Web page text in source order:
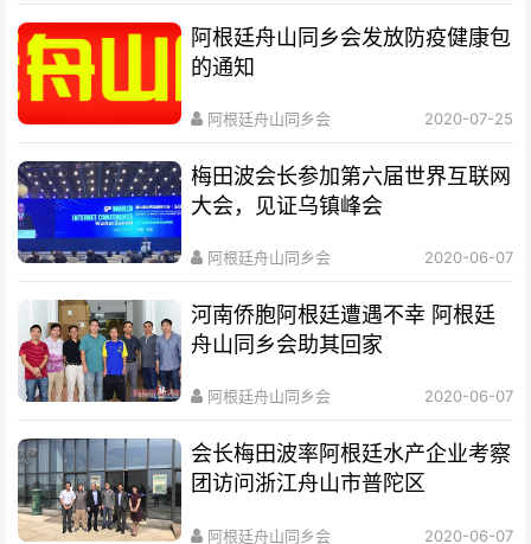
阿根廷舟山同乡会发放防疫健康包
的通知
阿根廷舟山同乡会 2020-07-25
梅田波会长参加第六届世界互联网
大会，见证乌镇峰会
阿根廷舟山同乡会 2020-06-07
河南侨胞阿根廷遭遇不幸 阿根廷
舟山同乡会助其回家
阿根廷舟山同乡会 2020-06-07
会长梅田波率阿根廷水产企业考察
团访问浙江舟山市普陀区
阿根廷舟山同乡会 2020-06-07